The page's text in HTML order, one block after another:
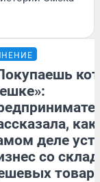
как
деле
со